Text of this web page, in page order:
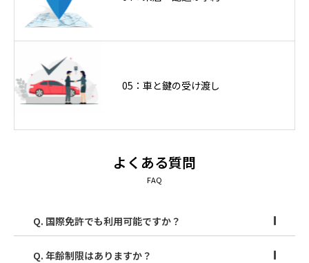
05：車と鍵の受け渡し
よくある質問
FAQ
Q. 国際免許でも利用可能ですか？
Q. 年齢制限はありますか？